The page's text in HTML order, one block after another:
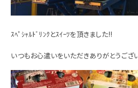
ｽﾍﾟｼｬﾙﾄﾞﾘﾝｸとｽｲｰﾂを頂きました!!
いつもお心遣いをいただきありがとうござい